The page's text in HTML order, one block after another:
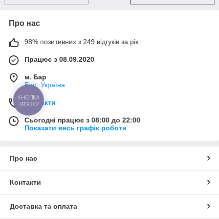
Про нас
98% позитивних з 249 відгуків за рік
Працює з 08.09.2020
м. Бар
Бар, Україна
Контакти
Сьогодні працює з 08:00 до 22:00
Показати весь графік роботи
Про нас
Контакти
Доставка та оплата
КНОПКА
ЗВ'ЯЗКУ